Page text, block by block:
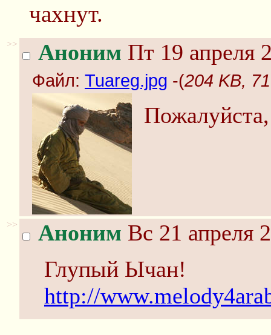
чахнут.
>> Аноним Пт 19 апреля
Файл: Tuareg.jpg -(204 KB,
>> Аноним Вс 21 апреля
Глупый Ычан!
http://